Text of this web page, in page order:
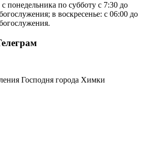
с понедельника по субботу с 7:30 до
в воскресенье: с 06:00 до
Господня города Химки